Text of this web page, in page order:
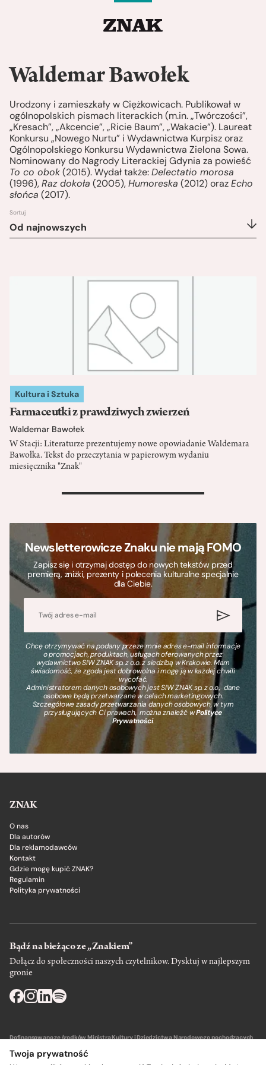
Waldemar Bawołek
Urodzony i zamieszkały w Ciężkowicach. Publikował w
ogólnopolskich pismach literackich (m.in. „Twórczości”,
„Kresach”, „Akcencie”, „Ricie Baum”, „Wakacie”). Laureat
Konkursu „Nowego Nurtu” i Wydawnictwa Kurpisz oraz
Ogólnopolskiego Konkursu Wydawnictwa Zielona Sowa.
Nominowany do Nagrody Literackiej Gdynia za powieść
To co obok(2015). Wydał także:Delectatio morosa
(1996),Raz dokoła (2005),Humoreska (2012) orazEcho
słońca (2017).
Sortuj
Od najnowszych
Kultura i Sztuka
Farmaceutki z prawdziwych zwierzeń
Waldemar Bawołek
W Stacji: Literaturze prezentujemy nowe opowiadanie Waldemara
Bawołka. Tekst do przeczytania w papierowym wydaniu
miesięcznika "Znak"
>
Newsletterowicze Znaku nie mają FOMO
Zapisz się i otrzymaj dostęp do nowych tekstów przed
premierą, zniżki, prezenty i polecenia kulturalne specjalnie
dla Ciebie.
Chcę otrzymywać na podany przeze mnie adres e-mail informacje
o promocjach, produktach, usługach oferowanych przez
wydawnictwo SIW ZNAK sp. z o.o. z siedzibą w Krakowie. Mam
świadomość, że zgoda jest dobrowolna i mogę ją w każdej chwili
wycofać.
Administratorem danych osobowych jest SIW ZNAK sp. z o.o., dane
osobowe będą przetwarzane w celach marketingowych.
Szczegółowe zasady przetwarzania danych osobowych, w tym
przysługujących Ci prawach, można znaleźć wPolityce
Prywatności.
ZNAK
O nas
Dla autorów
Dla reklamodawców
Kontakt
Gdzie mogę kupić ZNAK?
Regulamin
Polityka prywatności
Bądź na bieżąco ze „Znakiem”
Dołącz do społeczności naszych czytelnikow. Dysktuj w najlepszym
gronie
Dofinansowano ze środków Ministra Kultury i Dziedzictwa Narodowego pochodzących
Twoja prywatność